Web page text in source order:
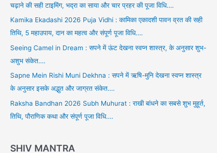
चढ़ाने की सही टाइमिंग, भद्रा का साया और चार प्रहर की पूजा विधि….
Kamika Ekadashi 2026 Puja Vidhi : कामिका एकादशी पावन व्रत की सही
तिथि, 5 महाउपाय, दान का महत्व और संपूर्ण पूजा विधि….
Seeing Camel in Dream : सपने में ऊंट देखना स्वप्न शास्त्र, के अनुसार शुभ-
अशुभ संकेत….
Sapne Mein Rishi Muni Dekhna : सपने में ऋषि-मुनि देखना स्वप्न शास्त्र
के अनुसार इसके अद्भुत और जाग्रत संकेत….
Raksha Bandhan 2026 Subh Muhurat : राखी बांधने का सबसे शुभ मुहूर्त,
तिथि, पौराणिक कथा और संपूर्ण पूजा विधि….
SHIV MANTRA